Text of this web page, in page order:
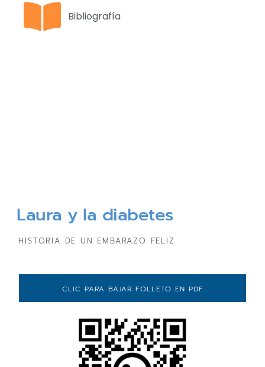
Bibliografía
Laura y la diabetes
HISTORIA DE UN EMBARAZO FELIZ
CLIC PARA BAJAR FOLLETO EN PDF